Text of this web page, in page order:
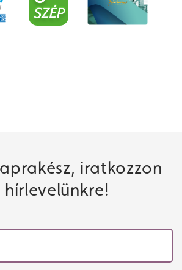
iratkozzon
hírlevelünkre!